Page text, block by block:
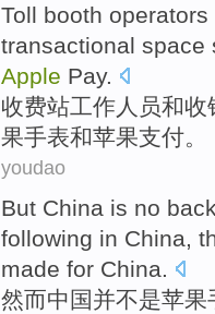
Toll booth operators
transactional space
Apple Pay.
收费站工作 人员和收
果手表和苹果支付。
youdao
But China is no
following in China,
made for China.
然而中国并不是苹果